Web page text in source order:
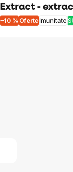
Extract -
–10 % OferteImunitate